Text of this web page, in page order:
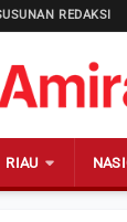
REDAKSI
RIAU